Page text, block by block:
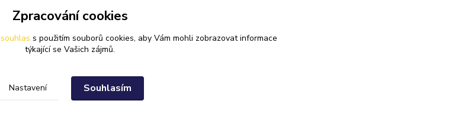
Svatební skleničky na sekt
Zpracování cookies
souhlas s použitím souborů cookies, aby Vám mohli zobrazovat informace
týkající se Vašich zájmů.
Nastavení Souhlasím